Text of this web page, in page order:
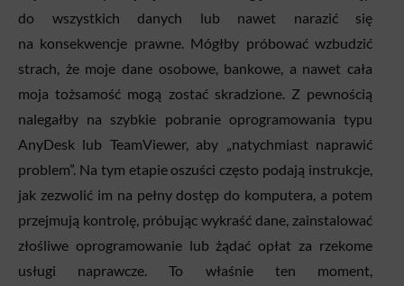
do wszystkich danych lub nawet narazić się
na konsekwencje prawne. Mógłby próbować wzbudzić
strach, że moje dane osobowe, bankowe, a nawet cała
moja tożsamość mogą zostać skradzione. Z pewnością
nalegałby na szybkie pobranie oprogramowania typu
AnyDesk lub TeamViewer, aby „natychmiast naprawić
problem”. Na tym etapie oszuści często podają instrukcje,
jak zezwolić im na pełny dostęp do komputera, a potem
przejmują kontrolę, próbując wykraść dane, zainstalować
złośliwe oprogramowanie lub żądać opłat za rzekome
usługi naprawcze. To właśnie ten moment,